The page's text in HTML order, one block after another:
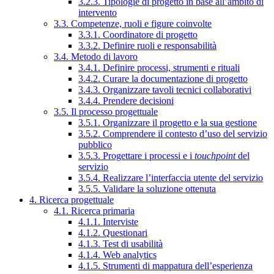
intervento
3.3. Competenze, ruoli e figure coinvolte
3.3.1. Coordinatore di progetto
3.3.2. Definire ruoli e responsabilità
3.4. Metodo di lavoro
3.4.1. Definire processi, strumenti e rituali
3.4.2. Curare la documentazione di progetto
3.4.3. Organizzare tavoli tecnici collaborativi
3.4.4. Prendere decisioni
3.5. Il processo progettuale
3.5.1. Organizzare il progetto e la sua gestione
3.5.2. Comprendere il contesto d’uso del servizio
pubblico
3.5.3. Progettare i processi e i touchpointdel
servizio
3.5.4. Realizzare l’interfaccia utente del servizio
3.5.5. Validare la soluzione ottenuta
4. Ricerca progettuale
4.1. Ricerca primaria
4.1.1. Interviste
4.1.2. Questionari
4.1.3. Test di usabilità
4.1.4. Web analytics
4.1.5. Strumenti di mappatura dell’esperienza